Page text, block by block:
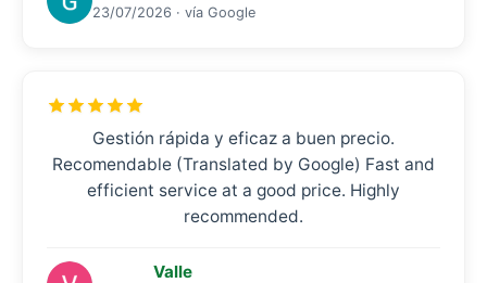
23/07/2026 · vía Google
Gestión rápida y eficaz a buen precio.
Recomendable (Translated by Google) Fast and
efficient service at a good price. Highly
recommended.
Valle